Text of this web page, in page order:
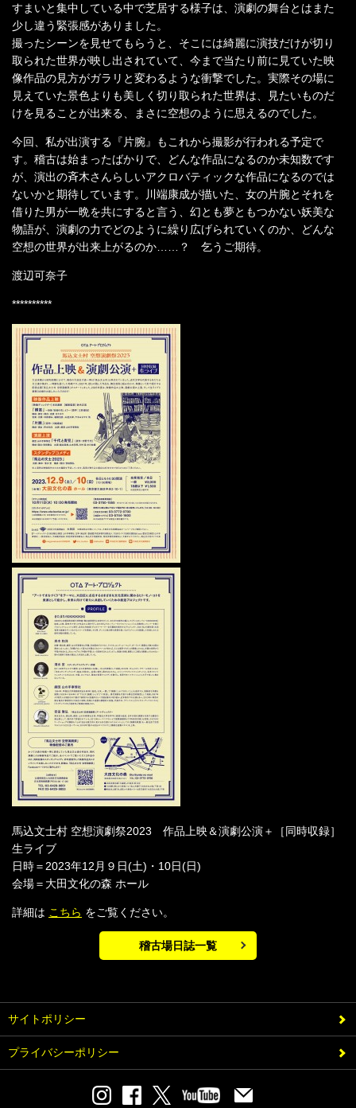
すまいと集中している中で芝居する様子は、演劇の舞台とはまた
少し違う緊張感がありました。
撮ったシーンを見せてもらうと、そこには綺麗に演技だけが切り
取られた世界が映し出されていて、今まで当たり前に見ていた映
像作品の見方がガラリと変わるような衝撃でした。実際その場に
見えていた景色よりも美しく切り取られた世界は、見たいものだ
けを見ることが出来る、まさに空想のように思えるのでした。
今回、私が出演する『片腕』もこれから撮影が行われる予定で
す。稽古は始まったばかりで、どんな作品になるのか未知数です
が、演出の斉木さんらしいアクロバティックな作品になるのでは
ないかと期待しています。川端康成が描いた、女の片腕とそれを
借りた男が一晩を共にすると言う、幻とも夢ともつかない妖美な
物語が、演劇の力でどのように繰り広げられていくのか、どんな
空想の世界が出来上がるのか……？ 乞うご期待。
渡辺可奈子
**********
馬込文士村 空想演劇祭2023 作品上映＆演劇公演＋［同時収録］
生ライブ
日時＝2023年12月９日(土)・10日(日)
会場＝大田文化の森 ホール
詳細は こちら をご覧ください。
稽古場日誌一覧
サイトポリシー
プライバシーポリシー